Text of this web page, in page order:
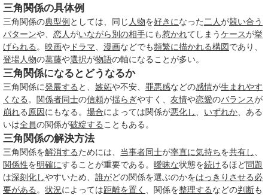
三角関係の具体例
三角関係の典型例 としては、同じ 人物を好きになった 二人が競い合う
パターンや、 恋人がいながら別の相手にも惹かれてしまうケースが挙
げられる 。 映画や ドラマ 漫画などでも頻繁に描かれる構図であり、
登場人物の葛藤や選択が物語の軸になることが多い。
三角関係になるとどうなるか
三角関係に発展する と、 嫉妬や不安、 罪悪感などの感情が生まれやす
くなる 。 関係者同士の信頼が揺らぎやすく、 友情や恋愛のバランスが
崩れる 原因にもなる。 場合によっては関係が悪化し いずれか 、ある
いは全員の関係が破綻する こともある。
三角関係の解決方法
三角関係を解消するためには、 当事者同士が率直に気持ちを共有し
関係性を明確にすることが重要である。 曖昧な状態を続けるほど問題
は深刻化しやすいため、 誰がどの関係を選ぶのかをはっきりさせる必
要がある 。 状況によっては距離を置く 、関係を整理するなどの判断も